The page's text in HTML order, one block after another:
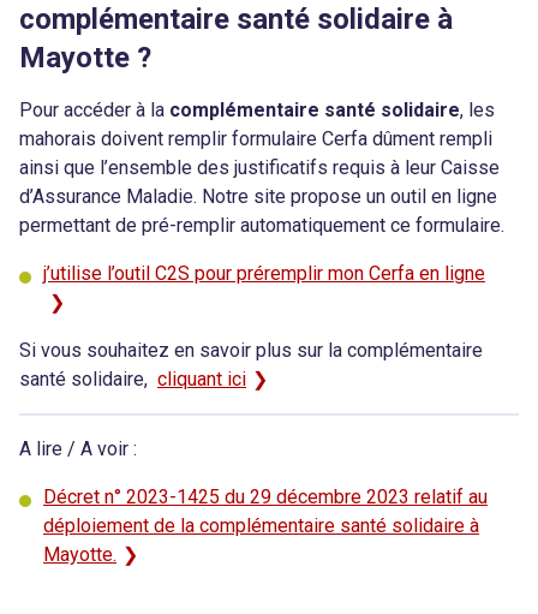
complémentaire santé solidaire à
Mayotte ?
Pour accéder à la complémentaire santé solidaire, les
mahorais doivent remplir formulaire Cerfa dûment rempli
ainsi que l’ensemble des justificatifs requis à leur Caisse
d’Assurance Maladie. Notre site propose un outil en ligne
permettant de pré-remplir automatiquement ce formulaire.
j’utilise l’outil C2S pour préremplir mon Cerfa en ligne
Si vous souhaitez en savoir plus sur la complémentaire
santé solidaire, cliquant ici
A lire / A voir :
Décret n° 2023-1425 du 29 décembre 2023 relatif au
déploiement de la complémentaire santé solidaire à
Mayotte.